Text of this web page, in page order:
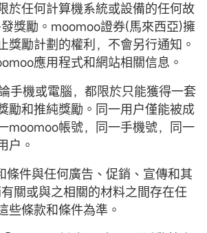
於任何計算機系統或設備的任何故
獎勵。moomoo證券(馬來西亞)擁
獎勵計劃的權利，不會另行通知。
應用程式和網站相關信息。
手機或電腦，都限於只能獲得一套
勵和推純獎勵。同一用户僅能被成
moomoo帳號，同一手機號，同一
户。
條件與任何廣告、促銷、宣傳和其
關或與之相關的材料之間存在任
些條款和條件為準。